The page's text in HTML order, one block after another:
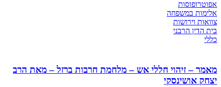
אפוטרופוסות
אלימות במשפחה
צוואות וירושות
בית הדין הרבני
כללי
מאמר – זיהוי חללי אש – מלחמת חרבות ברזל – מאת הרב
יצחק אושינסקי